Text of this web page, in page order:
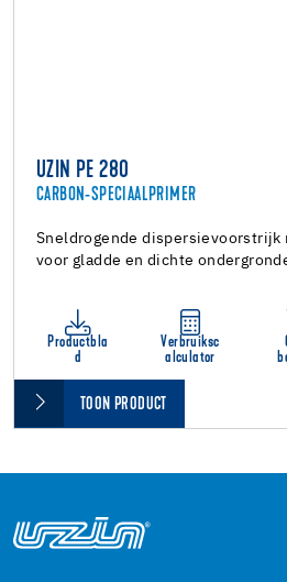
UZIN PE 280
CARBON-SPECIAALPRIMER
Sneldrogende dispersievoorstrijk
voor gladde en dichte
Productbla
d
Verbruiksc
alculator
TOON PRODUCT